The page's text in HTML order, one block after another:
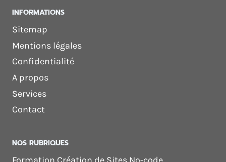
INFORMATIONS
Sitemap
Mentions légales
Confidentialité
A propos
Services
Contact
NOS RUBRIQUES